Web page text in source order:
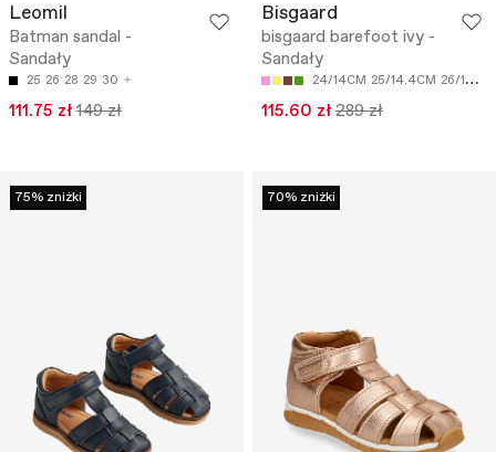
Leomil
Batman sandal -
Sandały
25 26 28 29 30
111.75 zł 149 zł
Bisgaard
bisgaard barefoot ivy -
Sandały
24/14CM 25/14.4CM 26/14.8CM
115.60 zł 289 zł
75% zniżki 70% zniżki